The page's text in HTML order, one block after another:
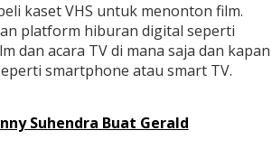
kaset VHS untuk menonton film.
platform hiburan digital seperti
dan acara TV di mana saja dan kapan
smartphone atau smart TV.
Suhendra Buat Gerald